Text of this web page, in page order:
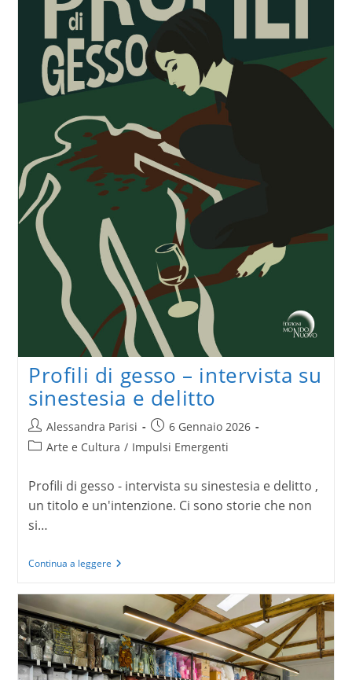
Profili di gesso – intervista su
sinestesia e delitto
Autore
dell'articolo:
Alessandra Parisi
Articolo
pubblicato:
6 Gennaio 2026
Categoria
Arte e Cultura / Impulsi Emergenti
Profili di gesso - intervista su sinestesia e delitto ,
un titolo e un'intenzione. Ci sono storie che non
si…
Continua a leggereProfili
intervista
su
sinestesia
e
delitto